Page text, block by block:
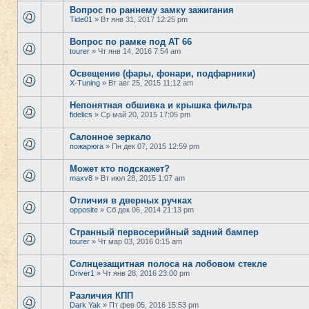
Вопрос по раннему замку зажигания
Tide01 » Вт янв 31, 2017 12:25 pm
Вопрос по рамке под АТ 66
tourer » Чт янв 14, 2016 7:54 am
Освещение (фары, фонари, подфарники)
X-Tuning » Вт авг 25, 2015 11:12 am
Непонятная обшивка и крышка фильтра
fidelics » Ср май 20, 2015 17:05 pm
Салонное зеркало
пожарюга » Пн дек 07, 2015 12:59 pm
Может кто подскажет?
maxv8 » Вт июл 28, 2015 1:07 am
Отличия в дверных ручках
opposite » Сб дек 06, 2014 21:13 pm
Странный первосерийный задний бампер
tourer » Чт мар 03, 2016 0:15 am
Солнцезащитная полоса на лобовом стекле
Driver1 » Чт янв 28, 2016 23:00 pm
Различия КПП
Dark Yak » Пт фев 05, 2016 15:53 pm